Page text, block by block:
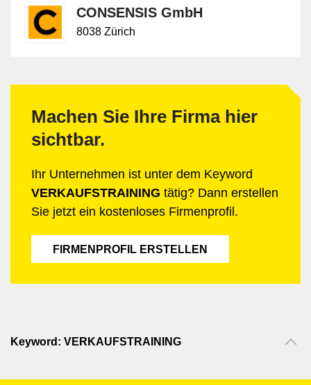
CONSENSIS GmbH
8038 Zürich
Machen Sie Ihre Firma hier
sichtbar.
Ihr Unternehmen ist unter dem Keyword
VERKAUFSTRAINING tätig? Dann erstellen
Sie jetzt ein kostenloses Firmenprofil.
FIRMENPROFIL ERSTELLEN
Keyword: VERKAUFSTRAINING